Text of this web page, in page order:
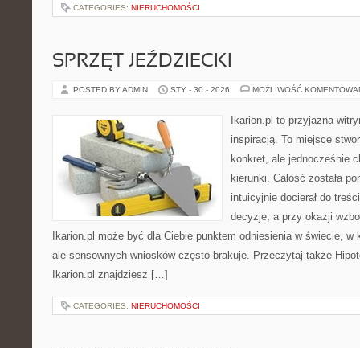
CATEGORIES: NIERUCHOMOŚCI
SPRZĘT JEŹDZIECKI
POSTED BY ADMIN STY - 30 - 2026 MOŻLIWOŚĆ
Ikarion.pl to przyjazna
inspiracją. To miejsce
konkret, ale jednocześnie
kierunki. Całość została
intuicyjnie docierał do
decyzje, a przy okazji
Ikarion.pl może być dla Ciebie punktem odniesienia w świecie,
ale sensownych wniosków często brakuje. Przeczytaj także
Ikarion.pl znajdziesz […]
CATEGORIES: NIERUCHOMOŚCI